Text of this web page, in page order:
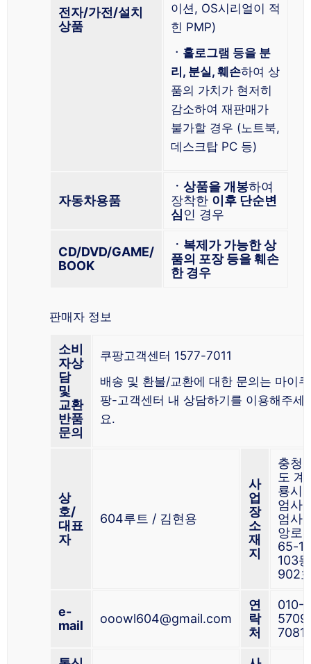
전자/가전/설치
상품
이션, OS시리얼이 적
힌 PMP)
ㆍ홀로그램 등을 분
리, 분실, 훼손하여 상
품의 가치가 현저히
감소하여 재판매가
불가할 경우 (노트북,
데스크탑 PC 등)
자동차용품
ㆍ상품을 개봉하여
장착한 이후 단순변
심인 경우
CD/DVD/GAME/
BOOK
ㆍ복제가 가능한 상
품의 포장 등을 훼손
한 경우
판매자 정보
소비
자상
담
및
교환
반품
문의
쿠팡고객센터 1577-7011
배송 및 환불/교환에 대한 문의는 마이쿠
팡-고객센터 내 상담하기를 이용해주세
요.
상
호/
대표
자
604루트 / 김현용
사
업
장
소
재
지
충청
도 계
룡시
엄사
엄사
앙로
65-10
103동
902
e-
mail
ooowl604@gmail.com
연
락
처
010-
7081